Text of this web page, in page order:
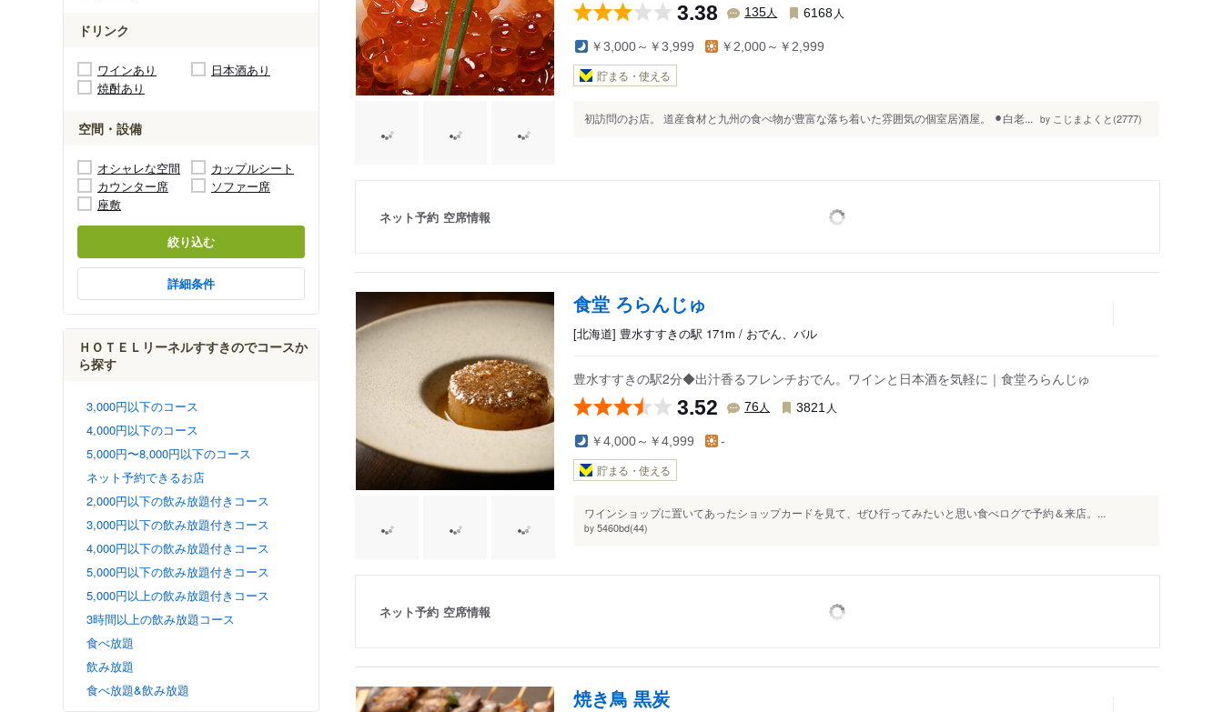
ドリンク
ワインあり
日本酒あり
焼酎あり
空間・設備
オシャレな空間
カップルシート
カウンター席
ソファー席
座敷
絞り込む
詳細条件
ＨＯＴＥＬリーネルすすきのでコースか
ら探す
3,000円以下のコース
4,000円以下のコース
5,000円〜8,000円以下のコース
ネット予約できるお店
2,000円以下の飲み放題付きコース
3,000円以下の飲み放題付きコース
4,000円以下の飲み放題付きコース
5,000円以下の飲み放題付きコース
5,000円以上の飲み放題付きコース
3時間以上の飲み放題コース
食べ放題
飲み放題
食べ放題&飲み放題
3.38 135人 6168 人
￥3,000～￥3,999 ￥2,000～￥2,999
貯まる・使える
初訪問のお店。 道産食材と九州の食べ物が豊富な落ち着いた雰囲気の個室居酒屋。 ⚫︎白老... by こじまよくと(2777)
ネット予約 空席情報
食堂 ろらんじゅ
[北海道] 豊水すすきの駅 171m / おでん、バル
豊水すすきの駅2分◆出汁香るフレンチおでん。ワインと日本酒を気軽に｜食堂ろらんじゅ
3.52 76人 3821 人
￥4,000～￥4,999 -
貯まる・使える
ワインショップに置いてあったショップカードを見て、ぜひ行ってみたいと思い食べログで予約＆来店。...
by 5460bd(44)
ネット予約 空席情報
焼き鳥 黒炭